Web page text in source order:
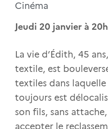
Cinéma
Jeudi 20 janvier à
La vie d’Édith, 45
textile, est
textiles dans
toujours est
son fils, sans
accepter le